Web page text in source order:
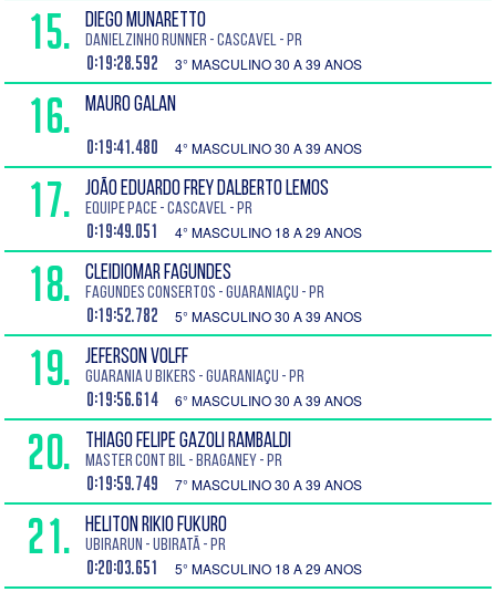
15. DIEGO MUNARETTO
Danielzinho Runner - Cascavel - PR
0:19:28.592 3° MASCULINO 30 A 39 ANOS
16. MAURO GALAN
0:19:41.480 4° MASCULINO 30 A 39 ANOS
17. JOÃO EDUARDO FREY DALBERTO LEMOS
Equipe pace - Cascavel - PR
0:19:49.051 4° MASCULINO 18 A 29 ANOS
18. CLEIDIOMAR FAGUNDES
Fagundes Consertos - Guaraniaçu - PR
0:19:52.782 5° MASCULINO 30 A 39 ANOS
19. JEFERSON VOLFF
GUARANIA U BIKERS - Guaraniaçu - PR
0:19:56.614 6° MASCULINO 30 A 39 ANOS
20. THIAGO FELIPE GAZOLI RAMBALDI
Master Cont bil - Braganey - PR
0:19:59.749 7° MASCULINO 30 A 39 ANOS
21. HELITON RIKIO FUKURO
Ubirarun - Ubiratã - PR
0:20:03.651 5° MASCULINO 18 A 29 ANOS